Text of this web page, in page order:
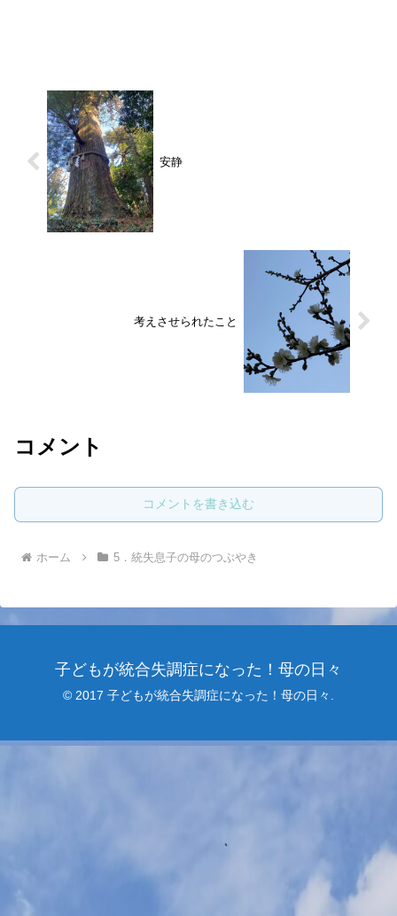
安静
考えさせられたこと
コメント
コメントを書き込む
ホーム 5．統失息子の母のつぶやき
子どもが統合失調症になった！母の日々
© 2017 子どもが統合失調症になった！母の日々.